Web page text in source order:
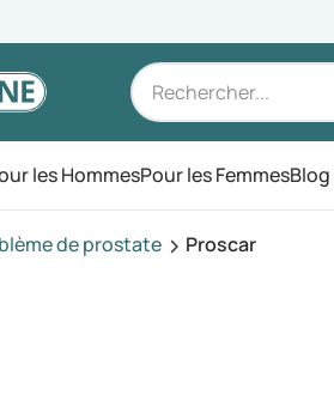
le menu
les HommesPour les FemmesBlog
de prostate Proscar